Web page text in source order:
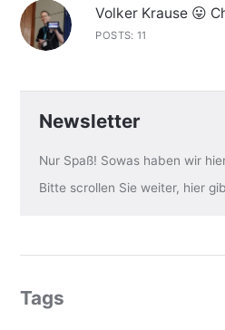
Volker Krause 😛
POSTS: 11
Newsletter
Nur Spaß! Sowas haben wir
Bitte scrollen Sie weiter, hier
Tags